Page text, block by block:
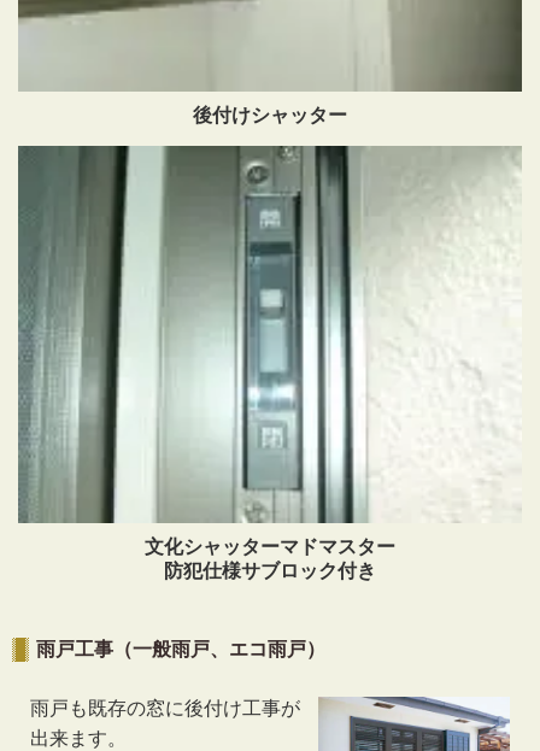
後付けシャッター
文化シャッターマドマスター
防犯仕様サブロック付き
雨戸工事（一般雨戸、エコ雨戸）
雨戸も既存の窓に後付け工事が
出来ます。